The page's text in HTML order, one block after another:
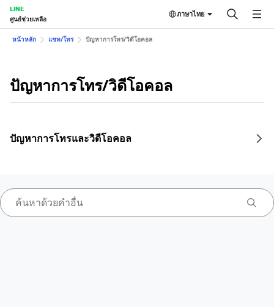
LINE
ศูนย์ช่วยเหลือ
ภาษาไทย
หน้าหลัก แชท/โทร ปัญหาการโทร/วิดีโอคอล
ปัญหาการโทร/วิดีโอคอล
ปัญหาการโทรและวิดีโอคอล